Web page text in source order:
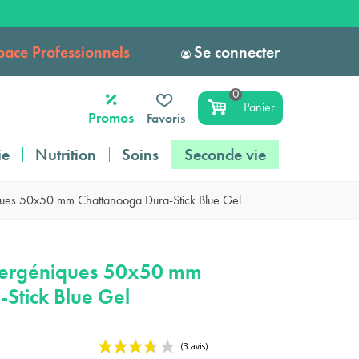
Professionnels Se connecter
Promos Favoris
0
Panier
Nutrition Soins Seconde vie
50x50 mm Chattanooga Dura-Stick Blue Gel
50x50 mm
Blue Gel